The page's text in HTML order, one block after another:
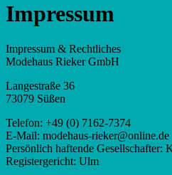
Impressum
Impressum & Rechtliches
Modehaus Rieker GmbH
Langestraße 36
73079 Süßen
Telefon: +49 (0) 7162-7374
E-Mail: modehaus-rieker@online.de
Persönlich haftende Gesellschafter:
Registergericht: Ulm